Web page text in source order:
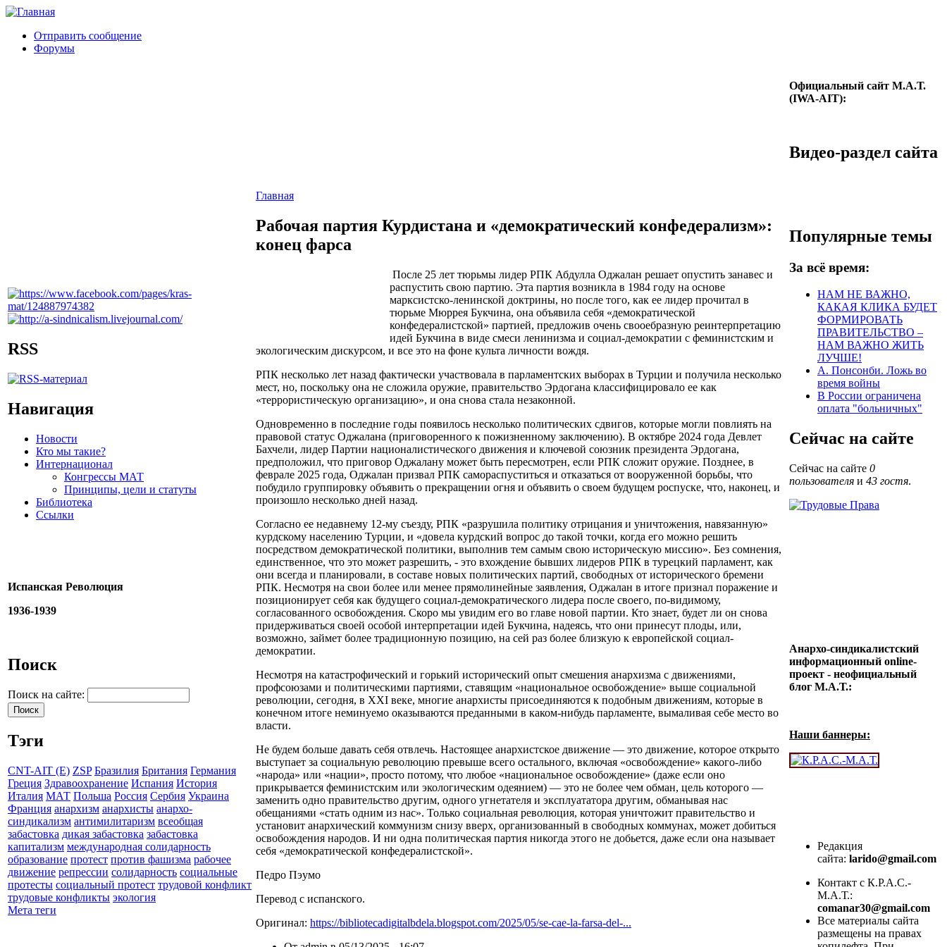
Отправить сообщение
Форумы
RSS
Навигация
Новости
Кто мы такие?
Интернационал
Конгрессы МАТ
Принципы, цели и статуты
Библиотека
Ссылки
Испанская Революция
1936-1939
Поиск
Поиск на сайте:
Тэги
CNT-AIT (E) ZSP Бразилия Британия Германия
Греция Здравоохранение Испания История
Италия МАТ Польша Россия Сербия Украина
Франция анархизм анархисты анархо-
синдикализм антимилитаризм всеобщая
забастовка дикая забастовка забастовка
капитализм международная солидарность
образование протест против фашизма рабочее
движение репрессии солидарность социальные
протесты социальный протест трудовой конфликт
трудовые конфликты экология
Мета теги
Главная
Рабочая партия Курдистана и «демократический конфедерализм»:
конец фарса
После 25 лет тюрьмы лидер РПК Абдулла Оджалан решает опустить занавес и
распустить свою партию. Эта партия возникла в 1984 году на основе
марксистско-ленинской доктрины, но после того, как ее лидер прочитал в
тюрьме Мюррея Букчина, она объявила себя «демократической
конфедералистской» партией, предложив очень свооебразную реинтерпретацию
идей Букчина в виде смеси ленинизма и социал-демократии с феминистским и
экологическим дискурсом, и все это на фоне культа личности вождя.
РПК несколько лет назад фактически участвовала в парламентских выборах в Турции и получила несколько
мест, но, поскольку она не сложила оружие, правительство Эрдогана классифицировало ее как
«террористическую организацию», и она снова стала незаконной.
Одновременно в последние годы появилось несколько политических сдвигов, которые могли повлиять на
правовой статус Оджалана (приговоренного к пожизненному заключению). В октябре 2024 года Девлет
Бахчели, лидер Партии националистического движения и ключевой союзник президента Эрдогана,
предположил, что приговор Оджалану может быть пересмотрен, если РПК сложит оружие. Позднее, в
феврале 2025 года, Оджалан призвал РПК самораспуститься и отказаться от вооруженной борьбы, что
побудило группировку объявить о прекращении огня и объявить о своем будущем роспуске, что, наконец, и
произошло несколько дней назад.
Согласно ее недавнему 12-му съезду, РПК «разрушила политику отрицания и уничтожения, навязанную»
курдскому населению Турции, и «довела курдский вопрос до такой точки, когда его можно решить
посредством демократической политики, выполнив тем самым свою историческую миссию». Без сомнения,
единственное, что это может разрешить, - это вхождение бывших лидеров РПК в турецкий парламент, как
они всегда и планировали, в составе новых политических партий, свободных от исторического бремени
РПК. Несмотря на свои более или менее прямолинейные заявления, Оджалан в итоге признал поражение и
позиционирует себя как будущего социал-демократического лидера после своего, по-видимому,
согласованного освобождения. Скоро мы увидим его во главе новой партии. Кто знает, будет ли он снова
придерживаться своей особой интерпретации идей Букчина, надеясь, что они принесут плоды, или,
возможно, займет более традиционную позицию, на сей раз более близкую к европейской социал-
демократии.
Несмотря на катастрофический и горький исторический опыт смешения анархизма с движениями,
профсоюзами и политическими партиями, ставящим «национальное освобождение» выше социальной
революции, сегодня, в XXI веке, многие анархисты присоединяются к подобным движениям, которые в
конечном итоге неминуемо оказываются преданными в каком-нибудь парламенте, вымаливая себе место во
власти.
Не будем больше давать себя отвлечь. Настоящее анархистское движение — это движение, которое открыто
выступает за социальную революцию превыше всего остального, включая «освобождение» какого-либо
«народа» или «нации», просто потому, что любое «национальное освобождение» (даже если оно
прикрывается феминистским или экологическим одеянием) — это не более чем обман, цель которого —
заменить одно правительство другим, одного угнетателя и эксплуататора другим, обманывая нас
обещаниями «стать одним из нас». Только социальная революция, которая уничтожит правительство и
установит анархический коммунизм снизу вверх, организованный в свободных коммунах, может добиться
освобождения народов. И ни одна политическая партия никогда этого не добьется, даже если она называет
себя «демократической конфедералистской».
Педро Пэумо
Перевод с испанского.
Оригинал: https://bibliotecadigitalbdela.blogspot.com/2025/05/se-cae-la-farsa-del-...
Официальный сайт М.А.Т.
(IWA-AIT):
Видео-раздел сайта
Популярные темы
За всё время:
НАМ НЕ ВАЖНО,
КАКАЯ КЛИКА БУДЕТ
ФОРМИРОВАТЬ
ПРАВИТЕЛЬСТВО –
НАМ ВАЖНО ЖИТЬ
ЛУЧШЕ!
А. Понсонби. Ложь во
время войны
В России ограничена
оплата "больничных"
Сейчас на сайте
Сейчас на сайте 0
пользователя и 43 гостя.
Анархо-синдикалистский
информационный online-
проект - неофициальный
блог М.А.Т.:
Наши баннеры:
Редакция
сайта: larido@gmail.com
Контакт с К.Р.А.С.-
М.А.Т.:
comanar30@gmail.com
Все материалы сайта
размещены на правах